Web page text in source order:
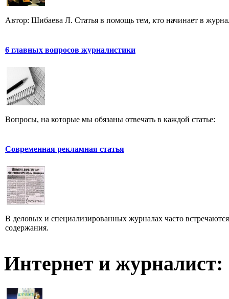
Автор: Шибаева Л. Статья в помощь тем, кто начинает в
6 главных вопросов журналистики
Вопросы, на которые мы обязаны отвечать в каждой статье:
Современная рекламная статья
В деловых и специализированных журналах часто
содержания.
Интернет и журналист: